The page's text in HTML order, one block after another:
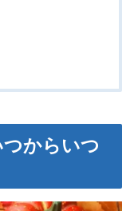
つからいつ